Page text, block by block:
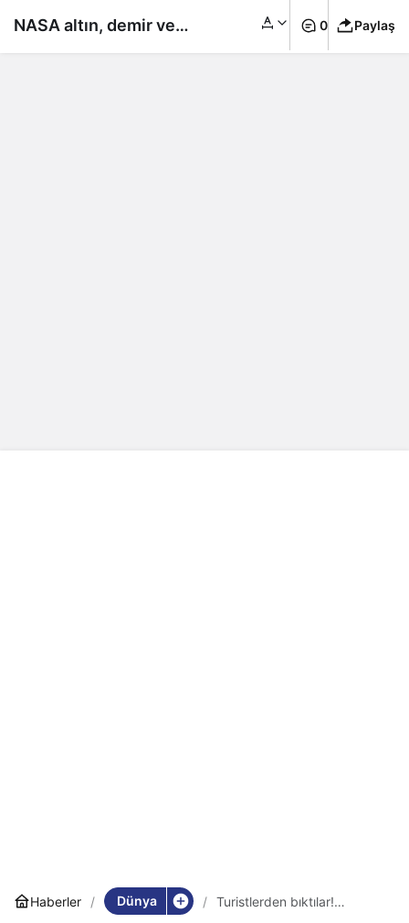
Haberler Dünya
Turistlerden bıktılar!
NASA altın, demir ve 0 Paylaş